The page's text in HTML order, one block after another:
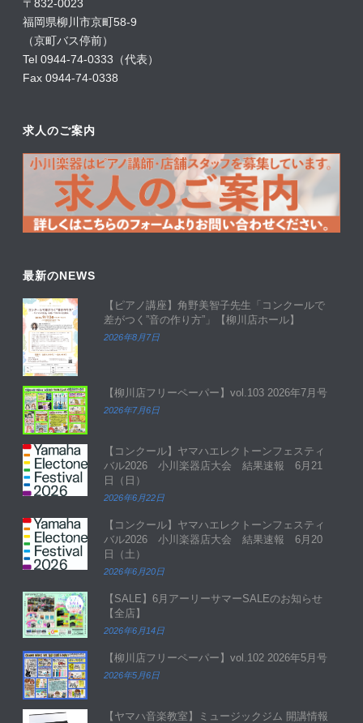
〒832-0023
福岡県柳川市京町58-9
（京町バス停前）
Tel 0944-74-0333（代表）
Fax 0944-74-0338
求人のご案内
最新のNEWS
【ピアノ講座】角野美智子先生「コンクールで
差がつく”音の作り方”」【柳川店ホール】
2026年8月7日
【柳川店フリーペーパー】vol.103 2026年7月号
2026年7月6日
【コンクール】ヤマハエレクトーンフェスティ
バル2026 小川楽器店大会 結果速報 6月21
日（日）
2026年6月22日
【コンクール】ヤマハエレクトーンフェスティ
バル2026 小川楽器店大会 結果速報 6月20
日（土）
2026年6月20日
【SALE】6月アーリーサマーSALEのお知らせ
【全店】
2026年6月14日
【柳川店フリーペーパー】vol.102 2026年5月号
2026年5月6日
【ヤマハ音楽教室】ミュージックジム 開講情報